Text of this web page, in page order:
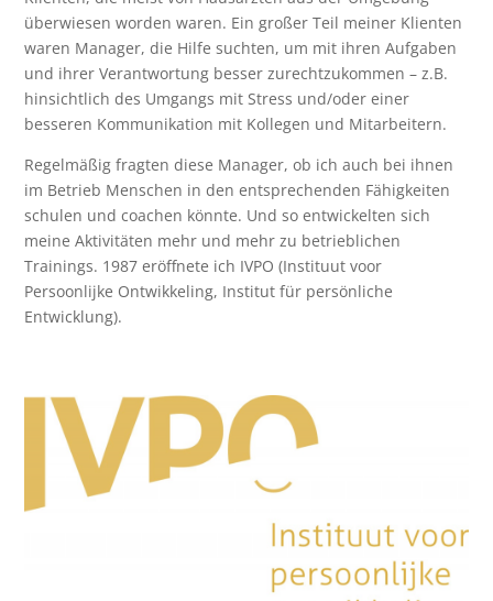
überwiesen worden waren. Ein großer Teil meiner Klienten
waren Manager, die Hilfe suchten, um mit ihren Aufgaben
und ihrer Verantwortung besser zurechtzukommen – z.B.
hinsichtlich des Umgangs mit Stress und/oder einer
besseren Kommunikation mit Kollegen und Mitarbeitern.
Regelmäßig fragten diese Manager, ob ich auch bei ihnen
im Betrieb Menschen in den entsprechenden Fähigkeiten
schulen und coachen könnte. Und so entwickelten sich
meine Aktivitäten mehr und mehr zu betrieblichen
Trainings. 1987 eröffnete ich IVPO (Instituut voor
Persoonlijke Ontwikkeling, Institut für persönliche
Entwicklung).